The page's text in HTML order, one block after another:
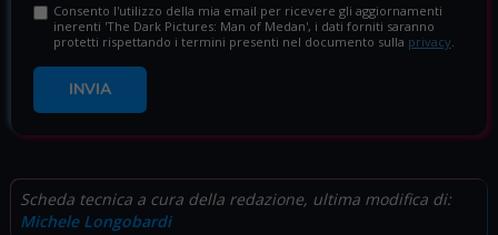
Consento l'utilizzo della mia email per ricevere gli aggiornamenti
inerenti 'The Dark Pictures: Man of Medan', i dati forniti saranno
protetti rispettando i termini presenti nel documento sulla privacy
INVIA
Scheda tecnica a cura della redazione, ultima modifica di:
Michele Longobardi